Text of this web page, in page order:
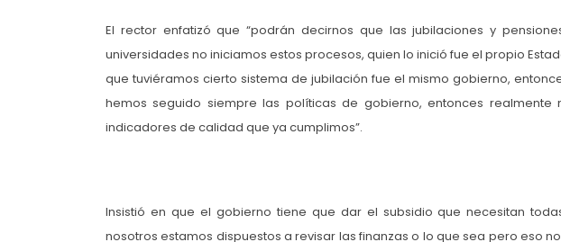
El rector enfatizó que “podrán decirnos que las jubilaciones y
universidades no iniciamos estos procesos, quien lo inició fue el propio
que tuviéramos cierto sistema de jubilación fue el mismo gobierno,
hemos seguido siempre las políticas de gobierno, entonces
indicadores de calidad que ya cumplimos”.
Insistió en que el gobierno tiene que dar el subsidio que necesitan
nosotros estamos dispuestos a revisar las finanzas o lo que sea pero eso